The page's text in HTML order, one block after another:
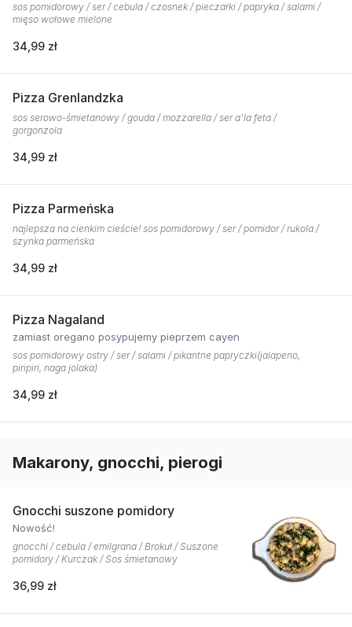
sos pomidorowy / ser / cebula / czosnek / pieczarki / papryka / salami /
mięso wołowe mielone
34,99 zł
Pizza Grenlandzka
sos serowo-śmietanowy / gouda / mozzarella / ser a'la feta /
gorgonzola
34,99 zł
Pizza Parmeńska
najlepsza na cienkim cieście! sos pomidorowy / ser / pomidor / rukola /
szynka parmeńska
34,99 zł
Pizza Nagaland
zamiast oregano posypujemy pieprzem cayen
sos pomidorowy ostry / ser / salami / pikantne papryczki(jalapeno,
piripiri, naga jolaka)
34,99 zł
Makarony, gnocchi, pierogi
Gnocchi suszone pomidory
Nowość!
gnocchi / cebula / emilgrana / Brokuł / Suszone
pomidory / Kurczak / Sos śmietanowy
36,99 zł